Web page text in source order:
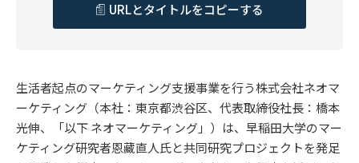
URLとタイトルをコピーする
生活者起点のマーケティング支援事業を行う株式会社ネオマ
ーケティング（本社：東京都渋谷区、代表取締役社長：橋本
光伸、「以下 ネオマーケティング」）は、早稲田大学のマー
ケティング研究者恩藏直人氏と共同研究プロジェクトを発足